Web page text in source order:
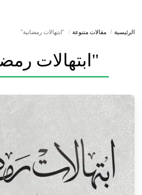
الرئيسية مقالات متنوعة "ابتهالات رمضانية"
"ابتهالات